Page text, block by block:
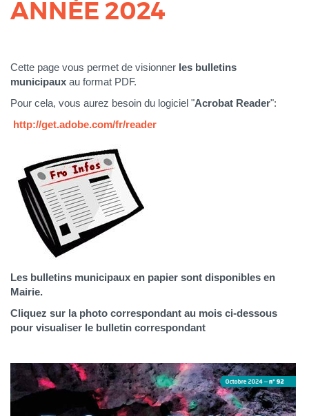
ANNÉE 2024
Corps
Cette page vous permet de visionner les bulletins
municipaux au format PDF.
Pour cela, vous aurez besoin du logiciel "Acrobat Reader":
http://get.adobe.com/fr/reader
Les bulletins municipaux en papier sont disponibles en
Mairie.
Cliquez sur la photo correspondant au mois ci-dessous
pour visualiser le bulletin correspondant